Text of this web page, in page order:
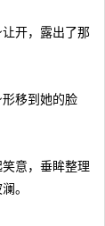
开，露出了那
移到她的脸
意，垂眸整理
。